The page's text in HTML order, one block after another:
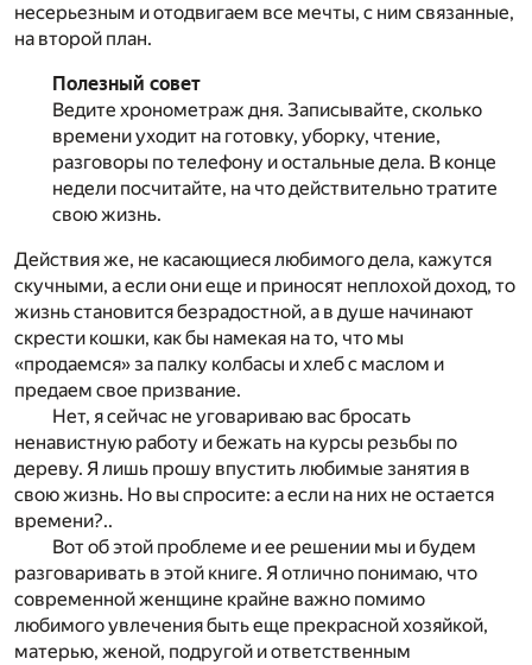
несерьезным и отодвигаем все мечты, с ним связанные,
на второй план.
Полезный совет
Ведите хронометраж дня. Записывайте, сколько
времени уходит на готовку, уборку, чтение,
разговоры по телефону и остальные дела. В конце
недели посчитайте, на что действительно тратите
свою жизнь.
Действия же, не касающиеся любимого дела, кажутся
скучными, а если они еще и приносят неплохой доход, то
жизнь становится безрадостной, а в душе начинают
скрести кошки, как бы намекая на то, что мы
«продаемся» за палку колбасы и хлеб с маслом и
предаем свое призвание.
Нет, я сейчас не уговариваю вас бросать
ненавистную работу и бежать на курсы резьбы по
дереву. Я лишь прошу впустить любимые занятия в
свою жизнь. Но вы спросите: а если на них не остается
времени?..
Вот об этой проблеме и ее решении мы и будем
разговаривать в этой книге. Я отлично понимаю, что
современной женщине крайне важно помимо
любимого увлечения быть еще прекрасной хозяйкой,
матерью, женой, подругой и ответственным